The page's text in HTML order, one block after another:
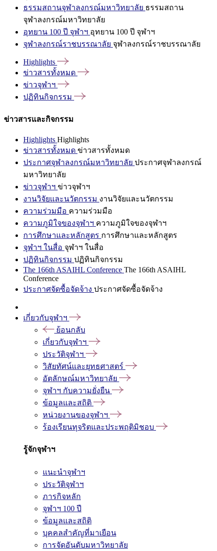
ธรรมสถานจุฬาลงกรณ์มหาวิทยาลัย ธรรมสถาน
จุฬาลงกรณ์มหาวิทยาลัย
อุทยาน 100 ปี จุฬาฯ อุทยาน 100 ปี จุฬาฯ
จุฬาลงกรณ์ราชบรรณาลัย จุฬาลงกรณ์ราชบรรณาลัย
Highlights
ข่าวสารทั้งหมด
ข่าวจุฬาฯ
ปฏิทินกิจกรรม
ข่าวสารและกิจกรรม
Highlights Highlights
ข่าวสารทั้งหมด ข่าวสารทั้งหมด
ประกาศจุฬาลงกรณ์มหาวิทยาลัย ประกาศจุฬาลงกรณ์
มหาวิทยาลัย
ข่าวจุฬาฯ ข่าวจุฬาฯ
งานวิจัยและนวัตกรรม งานวิจัยและนวัตกรรม
ความร่วมมือ ความร่วมมือ
ความภูมิใจของจุฬาฯ ความภูมิใจของจุฬาฯ
การศึกษาและหลักสูตร การศึกษาและหลักสูตร
จุฬาฯ ในสื่อ จุฬาฯ ในสื่อ
ปฏิทินกิจกรรม ปฏิทินกิจกรรม
The 166th ASAIHL Conference The 166th ASAIHL
Conference
ประกาศจัดซื้อจัดจ้าง ประกาศจัดซื้อจัดจ้าง
เกี่ยวกับจุฬาฯ
ย้อนกลับ
เกี่ยวกับจุฬาฯ
ประวัติจุฬาฯ
วิสัยทัศน์และยุทธศาสตร์
อัตลักษณ์มหาวิทยาลัย
จุฬาฯ กับความยั่งยืน
ข้อมูลและสถิติ
หน่วยงานของจุฬาฯ
ร้องเรียนทุจริตและประพฤติมิชอบ
รู้จักจุฬาฯ
แนะนำจุฬาฯ
ประวัติจุฬาฯ
ภารกิจหลัก
จุฬาฯ 100 ปี
ข้อมูลและสถิติ
บุคคลสำคัญที่มาเยือน
การจัดอันดับมหาวิทยาลัย